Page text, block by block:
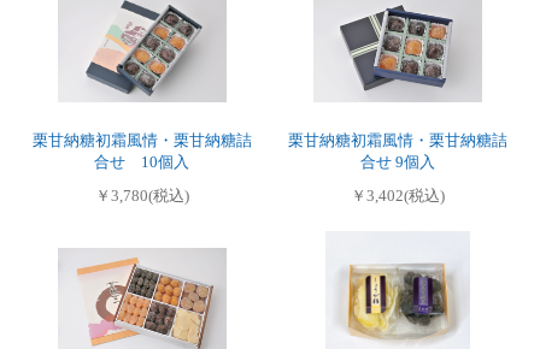
栗甘納糖初霜風情・栗甘納糖詰
合せ 10個入
￥3,780(税込)
栗甘納糖初霜風情・栗甘納糖詰
合せ 9個入
￥3,402(税込)